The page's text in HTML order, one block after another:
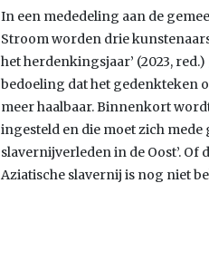
In een mededeling aan de
Stroom worden drie
het herdenkingsjaar’ (2023,
bedoeling dat het gedenkteken
meer haalbaar. Binnenkort
ingesteld en die moet zich
slavernijverleden in de Oost’.
Aziatische slavernij is nog niet